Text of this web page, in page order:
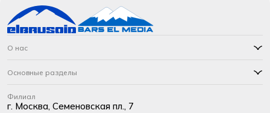
О нас
Основные разделы
Филиал
г. Москва, Семеновская пл., 7